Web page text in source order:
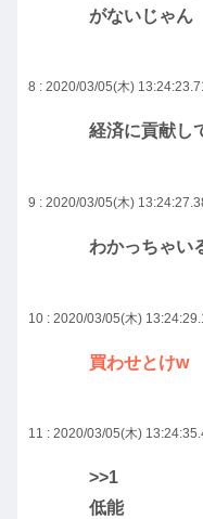
がないじゃん
8 : 2020/03/05(木)
経済に貢献し
9 : 2020/03/05(木)
わかっちゃ
10 : 2020/03/05(木)
買わせとけw
11 : 2020/03/05(木)
>>1
低能